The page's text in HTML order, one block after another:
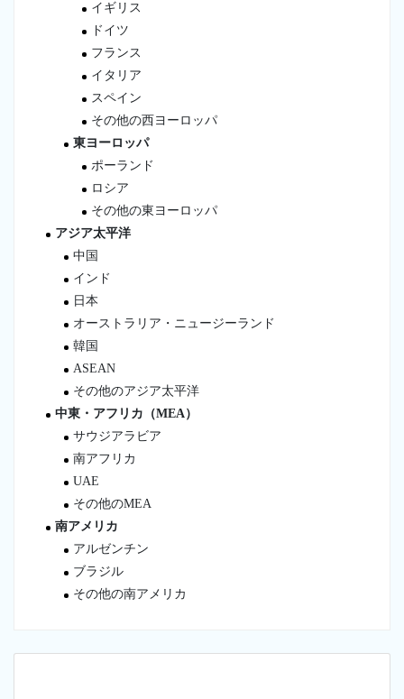
イギリス
ドイツ
フランス
イタリア
スペイン
その他の西ヨーロッパ
東ヨーロッパ
ポーランド
ロシア
その他の東ヨーロッパ
アジア太平洋
中国
インド
日本
オーストラリア・ニュージーランド
韓国
ASEAN
その他のアジア太平洋
中東・アフリカ（MEA）
サウジアラビア
南アフリカ
UAE
その他のMEA
南アメリカ
アルゼンチン
ブラジル
その他の南アメリカ